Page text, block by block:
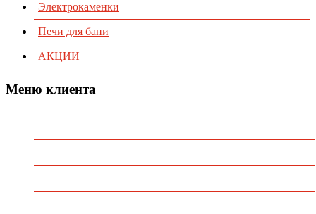
Электрокаменки
Печи для бани
АКЦИИ
Меню клиента